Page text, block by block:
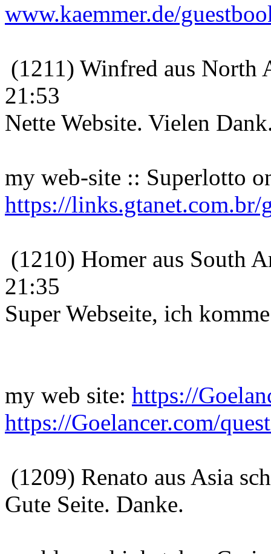
www.kaemmer.de/
(1211) Winfred aus North
21:53
Nette Website. Vielen
my web-site :: Superlotto
https://links.gtanet.com.br/
(1210) Homer aus South
21:35
Super Webseite, ich
my web site: https://
https://Goelancer.com/
(1209) Renato aus Asia
Gute Seite. Danke.